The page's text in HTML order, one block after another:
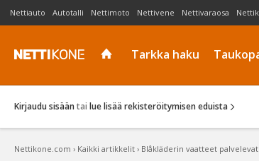
Nettiauto Autotalli Nettimoto Nettivene Nettivaraosa
Tarkka haku
Kirjaudu sisään tai lue lisää rekisteröitymisen eduista
Nettikone.com › Kaikki artikkelit › Blåkläderin vaatteet